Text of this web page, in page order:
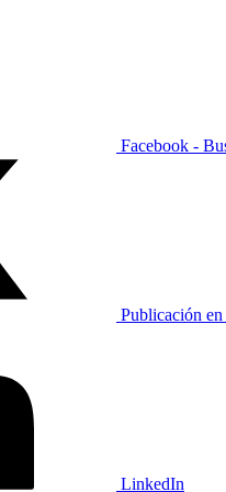
Facebook -
Publicación
LinkedIn